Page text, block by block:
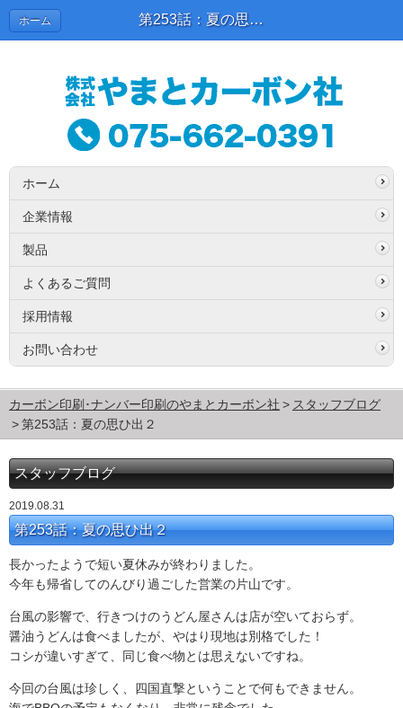
第253話：夏の思ひ出２ | スタッフブログ
ホーム
ホーム
企業情報
製品
よくあるご質問
採用情報
お問い合わせ
カーボン印刷･ナンバー印刷のやまとカーボン社
スタッフブログ
第253話：夏の思ひ出２
スタッフブログ
2019.08.31
第253話：夏の思ひ出２
長かったようで短い夏休みが終わりました。
今年も帰省してのんびり過ごした営業の片山です。
台風の影響で、行きつけのうどん屋さんは店が空いておらず。
醤油うどんは食べましたが、やはり現地は別格でした！
コシが違いすぎて、同じ食べ物とは思えないですね。
今回の台風は珍しく、四国直撃ということで何もできません。